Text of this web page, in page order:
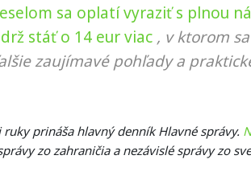
sa oplatí vyraziť s plnou
stáť o 14 eur viac , v ktorom
zaujímavé pohľady a
prináša hlavný denník Hlavné správy.
zo zahraničia a nezávislé správy zo